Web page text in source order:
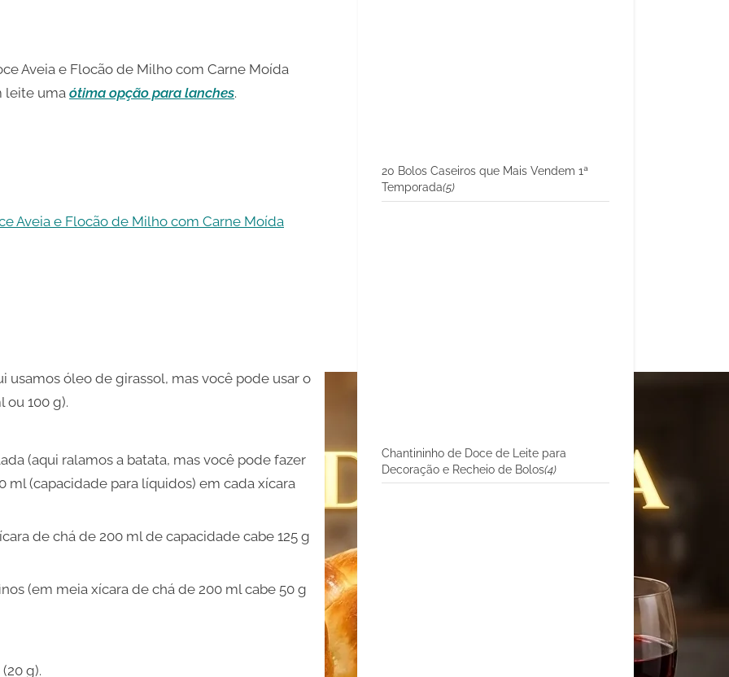
Aveia e Flocão de Milho com Carne Moída
leite uma ótima opção para lanches.
Aveia e Flocão de Milho com Carne Moída
usamos óleo de girassol, mas você pode usar o
ou 100 g).
(aqui ralamos a batata, mas você pode fazer
ml (capacidade para líquidos) em cada xícara
de chá de 200 ml de capacidade cabe 125 g
(em meia xícara de chá de 200 ml cabe 50 g
g).
20 Bolos Caseiros que Mais Vendem 1ª
Temporada(5)
Chantininho de Doce de Leite para
Decoração e Recheio de Bolos(4)